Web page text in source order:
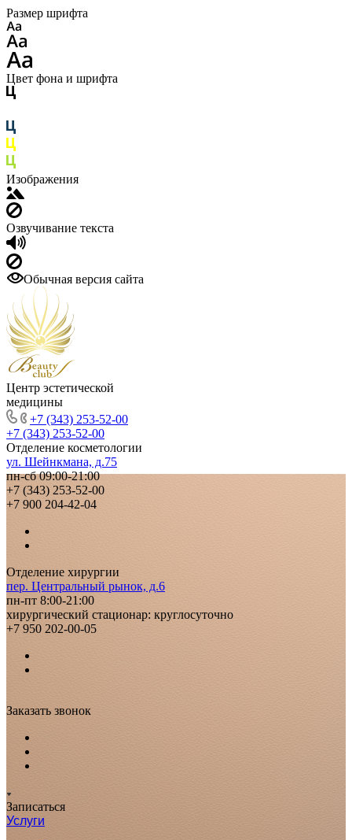
Размер шрифта
Цвет фона и шрифта
Изображения
Озвучивание текста
Обычная версия сайта
Центр эстетической
медицины
+7 (343) 253-52-00
+7 (343) 253-52-00
Отделение косметологии
ул. Шейнкмана, д.75
пн-сб 09:00-21:00
+7 (343) 253-52-00
+7 900 204-42-04
Отделение хирургии
пер. Центральный рынок, д.6
пн-пт 8:00-21:00
хирургический стационар: круглосуточно
+7 950 202-00-05
Заказать звонок
Записаться
Услуги